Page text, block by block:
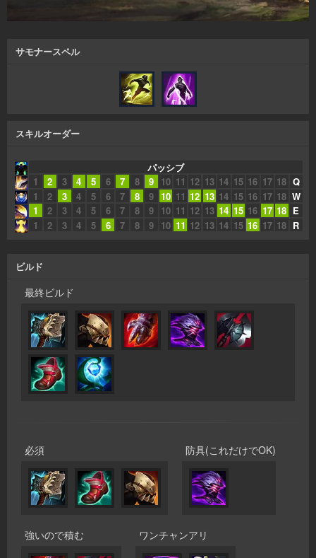
サモナースペル
スキルオーダー
パッシブ
1
2 3 4 5 6 7 8 9 10 11 12 13 14 15 16 17 18 Q
1
2 3 4 5 6 7 8 9 10 11 12 13 14 15 16 17 18 W
1
2 3 4 5 6 7 8 9 10 11 12 13 14 15 16 17 18 E
1
2 3 4 5 6 7 8 9 10 11 12 13 14 15 16 17 18 R
ビルド
最終ビルド
必須 防具(これだけでOK)
強いので積む ワンチャンアリ